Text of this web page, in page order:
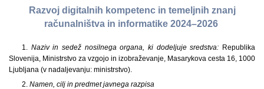
Razvoj digitalnih kompetenc in temeljnih znanj
računalništva in informatike 2024–2026
1. Naziv in sedež nosilnega organa, ki dodeljuje sredstva: Republika
Slovenija, Ministrstvo za vzgojo in izobraževanje, Masarykova cesta 16, 1000
Ljubljana (v nadaljevanju: ministrstvo).
2. Namen, cilj in predmet javnega razpisa